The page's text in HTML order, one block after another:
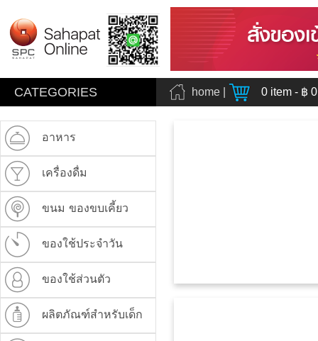
CATEGORIES home 0 item - ฿
อาหาร
เครื่องดื่ม
ขนม ของขบเคี้ยว
ของใช้ประจำวัน
ของใช้ส่วนตัว
ผลิตภัณฑ์สำหรับเด็ก